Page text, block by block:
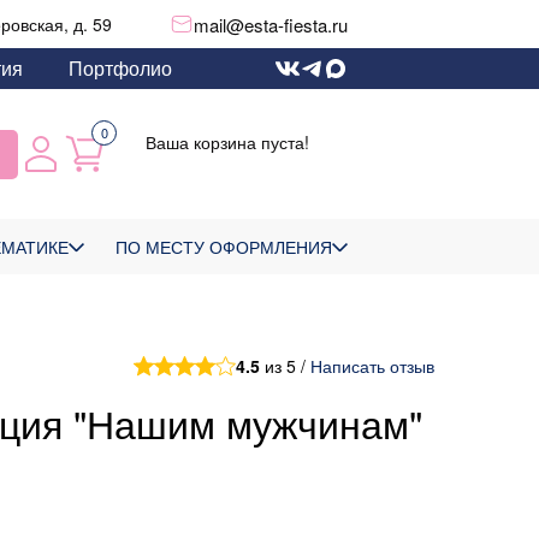
д. 59 mail@esta-fiesta.ru
Портфолио
0 Ваша корзина пуста!
ПО МЕСТУ ОФОРМЛЕНИЯ
4.5 из 5 / Написать отзыв
"Нашим мужчинам"